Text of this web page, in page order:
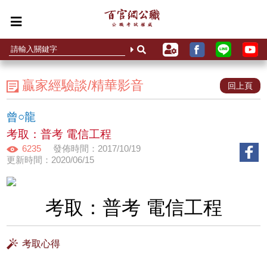
贏家經驗談/精華影音 回上頁
曾○龍
考取：普考 電信工程
6235
發佈時間：2017/10/19
更新時間：2020/06/15
考取：普考 電信工程
考取心得